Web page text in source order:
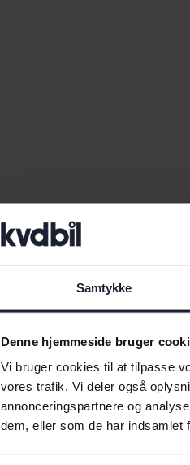
Samtykke
Denne hjemmeside bruger
Vi bruger cookies til at tilpasse
vores trafik. Vi deler også
annonceringspartnere og
dem, eller som de har indsamlet